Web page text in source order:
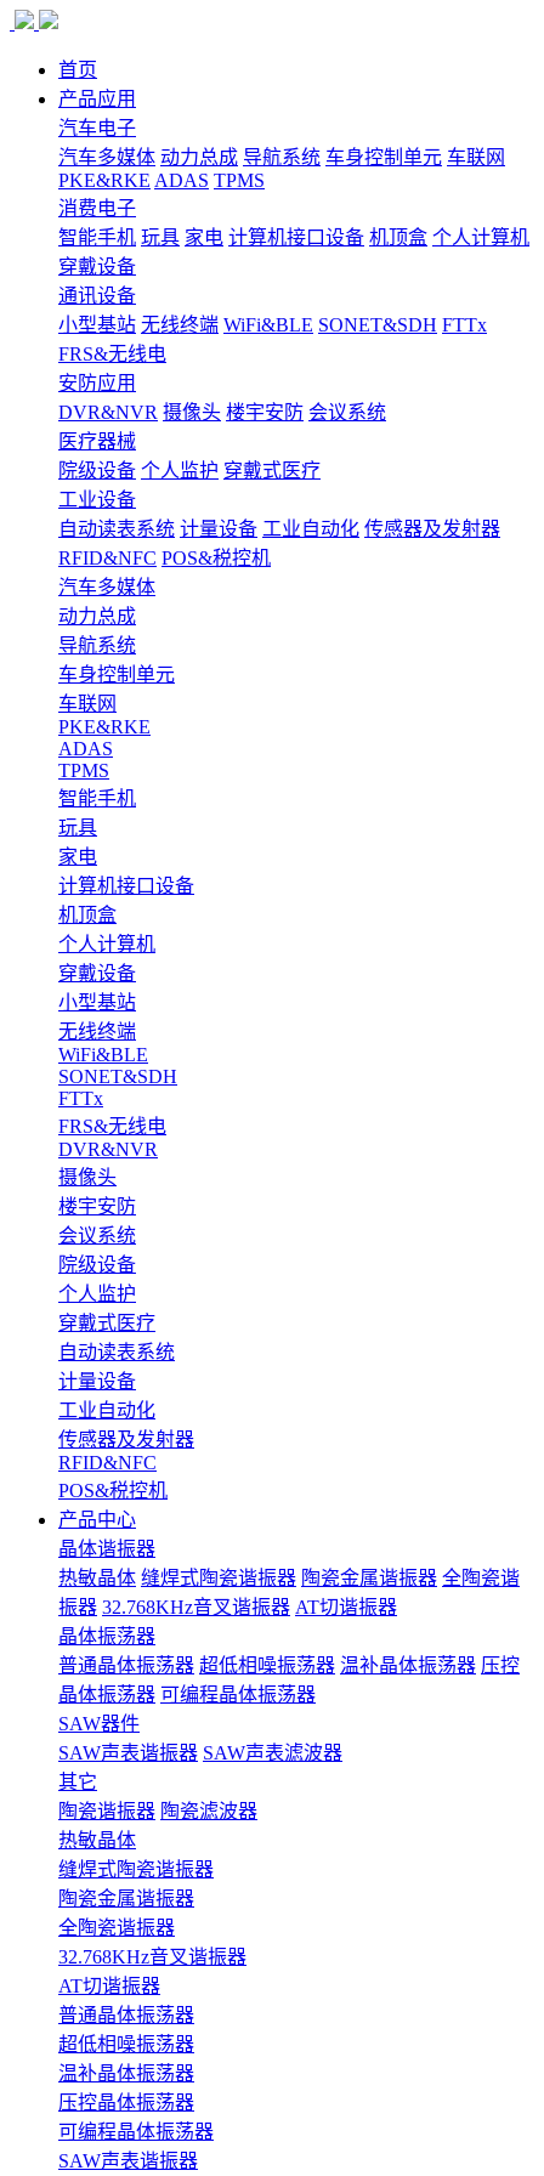
首页
产品应用
汽车电子
汽车多媒体 动力总成 导航系统 车身控制单元 车联网
PKE&RKE ADAS TPMS
消费电子
智能手机 玩具 家电 计算机接口设备 机顶盒 个人计算机
穿戴设备
通讯设备
小型基站 无线终端 WiFi&BLE SONET&SDH FTTx
FRS&无线电
安防应用
DVR&NVR 摄像头 楼宇安防 会议系统
医疗器械
院级设备 个人监护 穿戴式医疗
工业设备
自动读表系统 计量设备 工业自动化 传感器及发射器
RFID&NFC POS&税控机
汽车多媒体
动力总成
导航系统
车身控制单元
车联网
PKE&RKE
ADAS
TPMS
智能手机
玩具
家电
计算机接口设备
机顶盒
个人计算机
穿戴设备
小型基站
无线终端
WiFi&BLE
SONET&SDH
FTTx
FRS&无线电
DVR&NVR
摄像头
楼宇安防
会议系统
院级设备
个人监护
穿戴式医疗
自动读表系统
计量设备
工业自动化
传感器及发射器
RFID&NFC
POS&税控机
产品中心
晶体谐振器
热敏晶体 缝焊式陶瓷谐振器 陶瓷金属谐振器 全陶瓷谐
振器 32.768KHz音叉谐振器 AT切谐振器
晶体振荡器
普通晶体振荡器 超低相噪振荡器 温补晶体振荡器 压控
晶体振荡器 可编程晶体振荡器
SAW器件
SAW声表谐振器 SAW声表滤波器
其它
陶瓷谐振器 陶瓷滤波器
热敏晶体
缝焊式陶瓷谐振器
陶瓷金属谐振器
全陶瓷谐振器
32.768KHz音叉谐振器
AT切谐振器
普通晶体振荡器
超低相噪振荡器
温补晶体振荡器
压控晶体振荡器
可编程晶体振荡器
SAW声表谐振器